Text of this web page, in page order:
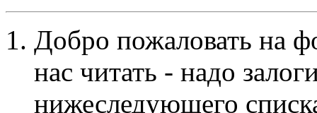
Добро пожаловать на
нас читать - надо
нижеследующего